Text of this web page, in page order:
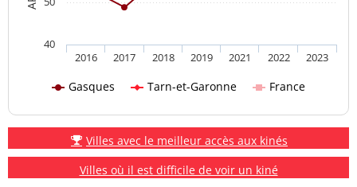
Gasques Tarn-et-Garonne France
2016 2017 2018 2019 2021 2022 2023
40
Villes avec le meilleur accès aux kinés
Villes où il est difficile de voir un kiné